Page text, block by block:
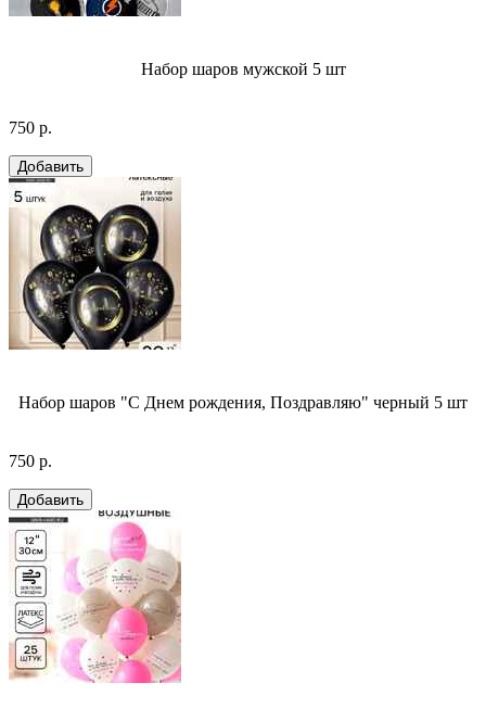
Набор шаров мужской 5 шт
750 р.
Набор шаров "С Днем рождения, Поздравляю" черный 5 шт
750 р.